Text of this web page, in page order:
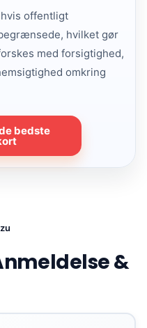
offentligt
hvilket gør
med forsigtighed,
omkring
bedste
&